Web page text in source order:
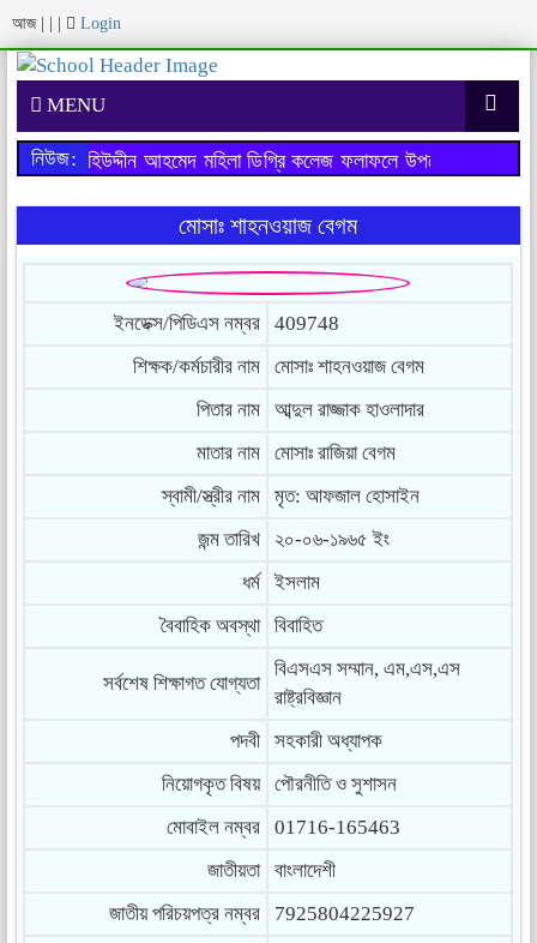
আজ Login
MENU
নিউজ:মহিউদ্দীন আহমেদ মহিলা ডিগ্রি কলেজ ফলাফলে উপজেলায় ১ম
মোসাঃ শাহনওয়াজ বেগম
ইনডেক্স/পিডিএস নম্বর
409748
শিক্ষক/কর্মচারীর নাম
মোসাঃ শাহনওয়াজ বেগম
পিতার নাম
আব্দুল রাজ্জাক হাওলাদার
মাতার নাম
মোসাঃ রাজিয়া বেগম
স্বামী/স্ত্রীর নাম
মৃত: আফজাল হোসাইন
জন্ম তারিখ
২০-০৬-১৯৬৫ ইং
ধর্ম
ইসলাম
বৈবাহিক অবস্থা
বিবাহিত
সর্বশেষ শিক্ষাগত যোগ্যতা
বিএসএস সম্মান, এম,এস,এস
রাষ্ট্রবিজ্ঞান
পদবী
সহকারী অধ্যাপক
নিয়োগকৃত বিষয়
পৌরনীতি ও সুশাসন
মোবাইল নম্বর
01716-165463
জাতীয়তা
বাংলাদেশী
জাতীয় পরিচয়পত্র নম্বর
7925804225927